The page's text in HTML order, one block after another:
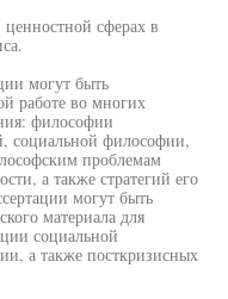
сферах в
могут быть
работе во многих
философии
социальной философии,
проблемам
а также стратегий его
могут быть
материала для
социальной
а также посткризисных